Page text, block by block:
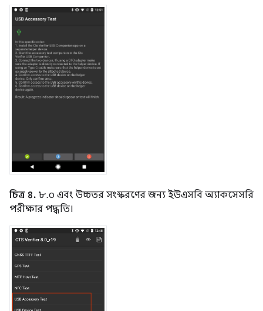
চিত্র ৪. ৮.০ এবং উচ্চতর সংস্করণের জন্য ইউএসবি অ্যাকসেসরি
পরীক্ষার পদ্ধতি।